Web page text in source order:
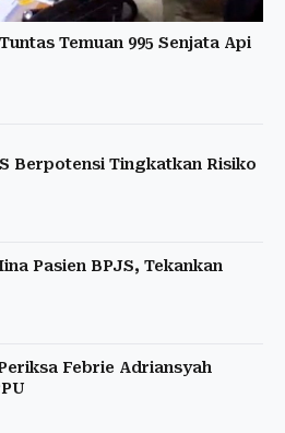
Temuan 995 Senjata Api
Berpotensi Tingkatkan Risiko
Pasien BPJS, Tekankan
Febrie Adriansyah